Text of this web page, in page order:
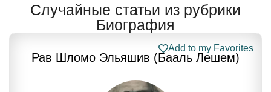
Случайные статьи из рубрики
Биография
Рав Шломо Эльяшив (Бааль Лешем)
Add to my Favorites